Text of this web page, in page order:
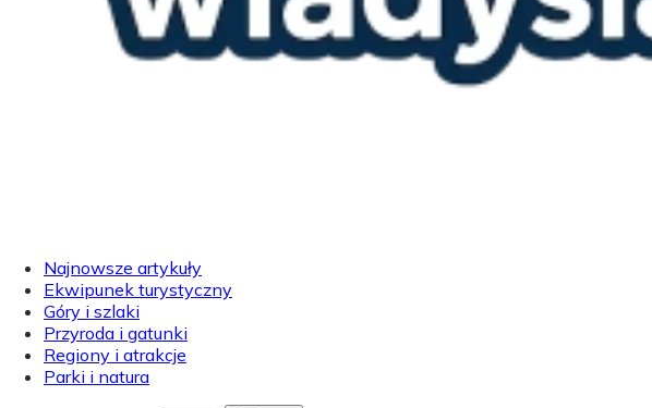
Najnowsze artykuły
Ekwipunek turystyczny
Góry i szlaki
Przyroda i gatunki
Regiony i atrakcje
Parki i natura